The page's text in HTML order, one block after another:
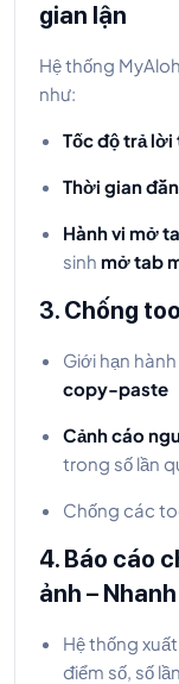
gian lận
Hệ thống
như:
Tốc độ trả
Thời gian
Hành vi mở
sinh mở tab
3. Chống
Giới hạn
copy-paste
Cảnh cáo
trong số lần
Chống các
4. Báo cáo
ảnh –
Hệ thống
điểm số, số